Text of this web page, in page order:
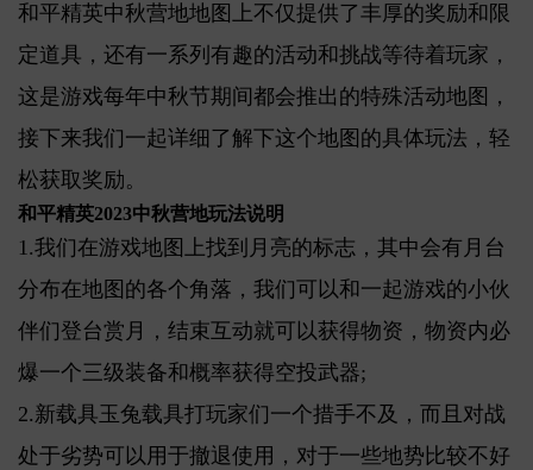
和平精英中秋营地地图上不仅提供了丰厚的奖励和限
定道具，还有一系列有趣的活动和挑战等待着玩家，
这是游戏每年中秋节期间都会推出的特殊活动地图，
接下来我们一起详细了解下这个地图的具体玩法，轻
松获取奖励。
和平精英2023中秋营地玩法说明
1.我们在游戏地图上找到月亮的标志，其中会有月台
分布在地图的各个角落，我们可以和一起游戏的小伙
伴们登台赏月，结束互动就可以获得物资，物资内必
爆一个三级装备和概率获得空投武器;
2.新载具玉兔载具打玩家们一个措手不及，而且对战
处于劣势可以用于撤退使用，对于一些地势比较不好